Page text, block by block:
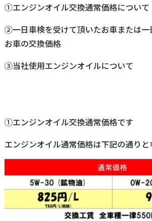
①エンジンオイル交換通常価格について
②一日車検を受けて頂いたお車または一
お車の交換価格
③当社使用エンジンオイルについて
①エンジンオイル交換通常価格です
エンジンオイル通常価格は下記の通りと